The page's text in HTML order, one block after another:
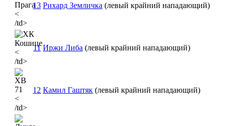
<
/td>
13 Рихард Земличка (левый крайний нападающий)
<
/td>
11 Иржи Либа (левый крайний нападающий)
<
/td>
12 Камил Гаштяк (левый крайний нападающий)